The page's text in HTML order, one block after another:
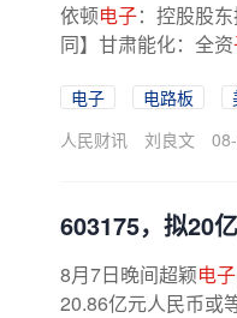
依顿电子：控股股
同】甘肃能化：全资
电子 电路板
人民财讯
刘良文
603175，拟20
8月7日晚间超颖电子
20.86亿元人民币或